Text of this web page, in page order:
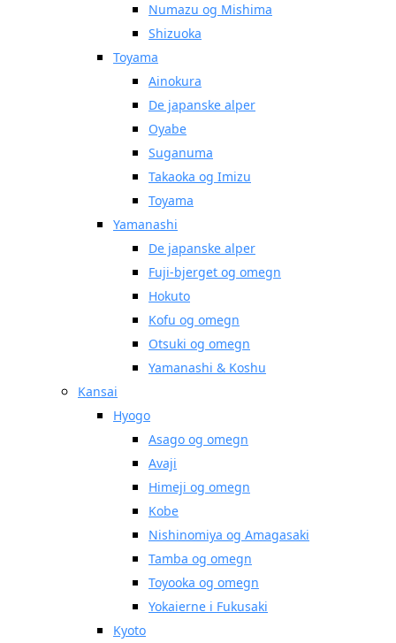
Numazu og Mishima
Shizuoka
Toyama
Ainokura
De japanske alper
Oyabe
Suganuma
Takaoka og Imizu
Toyama
Yamanashi
De japanske alper
Fuji-bjerget og omegn
Hokuto
Kofu og omegn
Otsuki og omegn
Yamanashi & Koshu
Kansai
Hyogo
Asago og omegn
Avaji
Himeji og omegn
Kobe
Nishinomiya og Amagasaki
Tamba og omegn
Toyooka og omegn
Yokaierne i Fukusaki
Kyoto